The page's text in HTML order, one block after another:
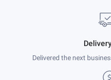
Delivered the next